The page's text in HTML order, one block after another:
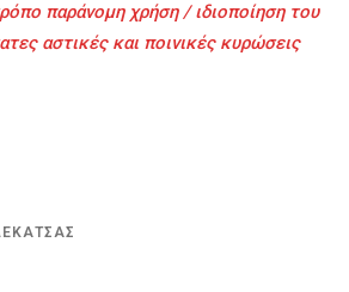
παράνομη χρήση / ιδιοποίηση του
αστικές και ποινικές κυρώσεις